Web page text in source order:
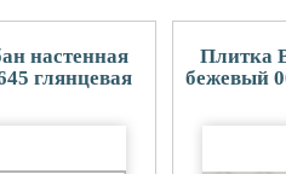
настенная
глянцевая
Плитка
бежевый